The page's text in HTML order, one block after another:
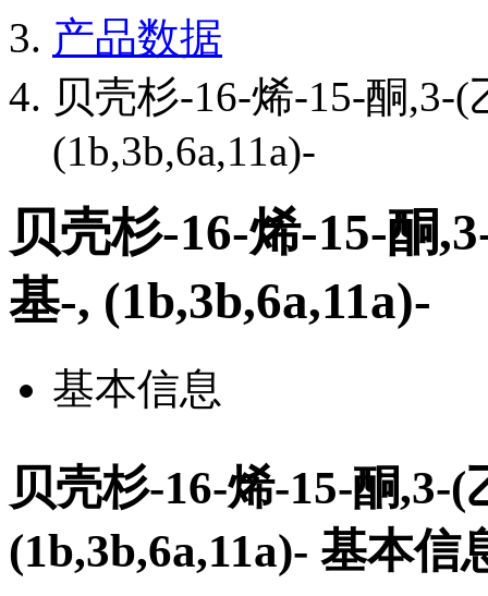
产品数据
贝壳杉-16-烯-15-酮,3-
(1b,3b,6a,11a)-
贝壳杉-16-烯-15-酮
基-, (1b,3b,6a,11a)-
基本信息
贝壳杉-16-烯-15-酮,3-
(1b,3b,6a,11a)- 基本信